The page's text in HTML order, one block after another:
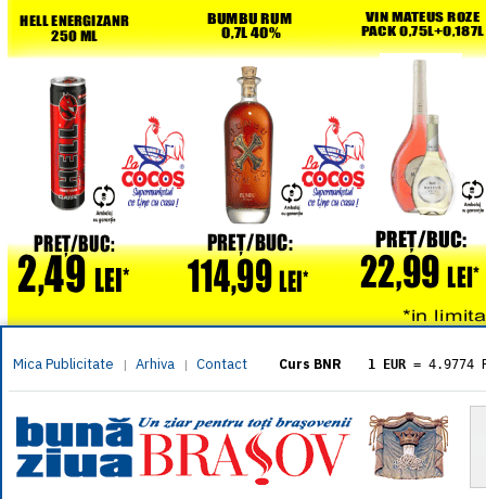
Mica Publicitate | Arhiva | Contact Curs BNR 1 EUR = 4.9774
= 5.8304
1 XAU= 464.4611
1 AED= 1.1933
1 AUD= 2.7957
1 BGN= 2.5449